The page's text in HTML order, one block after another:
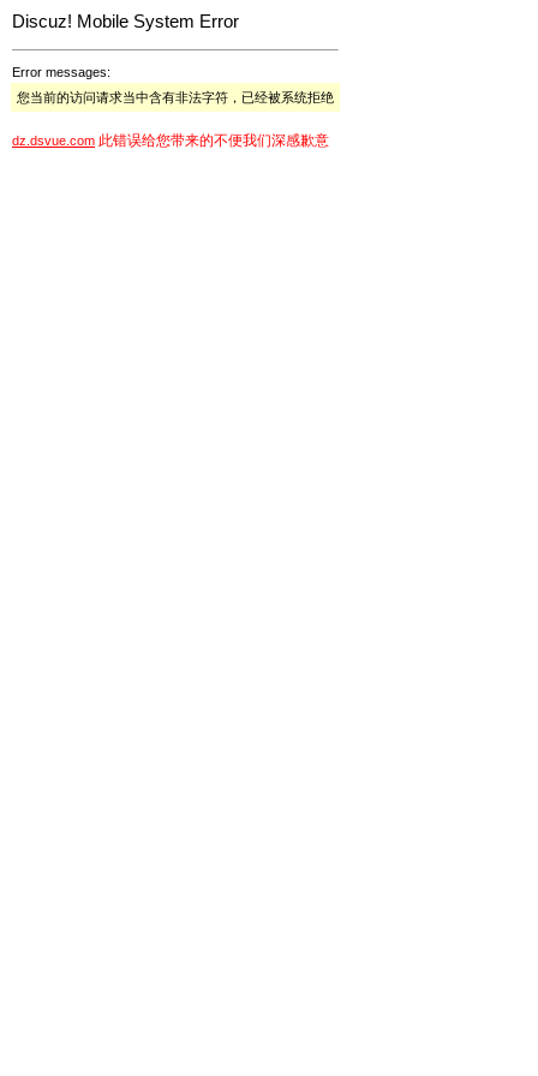
Discuz! Mobile System Error
Error messages:
您当前的访问请求当中含有非法字符，已经被系统拒绝
dz.dsvue.com 此错误给您带来的不便我们深感歉意